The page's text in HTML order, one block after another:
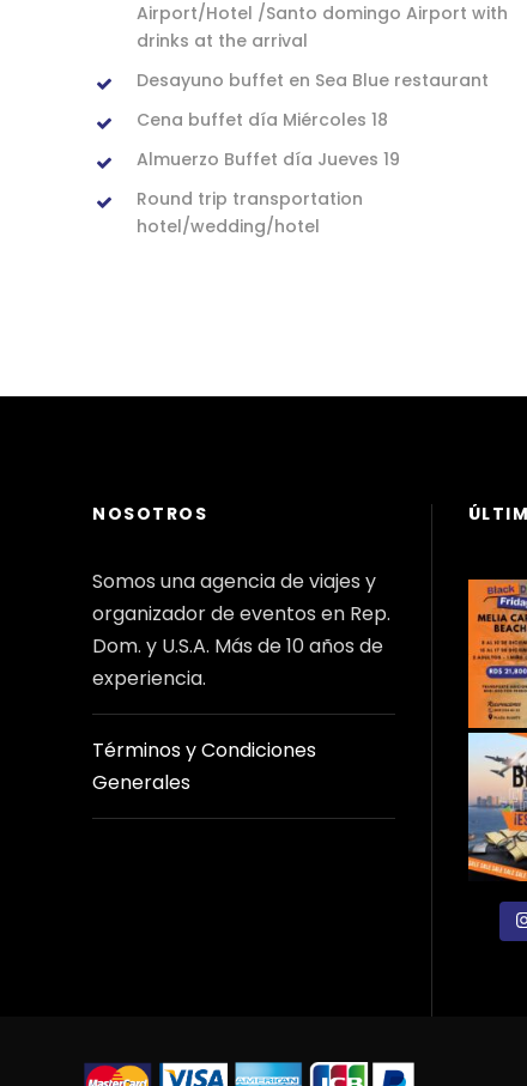
Airport/Hotel /Santo domingo Airport with
drinks at the arrival
Desayuno buffet en Sea Blue restaurant
Cena buffet día Miércoles 18
Almuerzo Buffet día Jueves 19
Round trip transportation
hotel/wedding/hotel
NOSOTROS
Somos una agencia de viajes y
organizador de eventos en Rep.
Dom. y U.S.A. Más de 10 años de
experiencia.
Términos y Condiciones
Generales